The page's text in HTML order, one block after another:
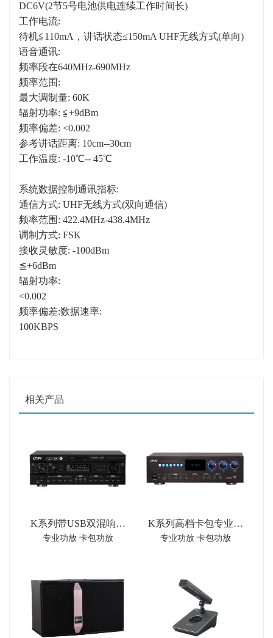
DC6V(2节5号电池供电连续工作时间长)
工作电流:
待机≦110mA，讲话状态≤150mA UHF无线方式(单向)
语音通讯:
频率段在640MHz-690MHz
频率范围:
最大调制量: 60K
辐射功率: ≦+9dBm
频率偏差: <0.002
参考讲话距离: 10cm--30cm
工作温度: -10℃-- 45℃
系统数据控制通讯指标:
通信方式: UHF无线方式(双向通信)
频率范围: 422.4MHz-438.4MHz
调制方式: FSK
接收灵敏度: -100dBm
≦+6dBm
辐射功率:
<0.002
频率偏差:数据速率:
100KBPS
相关产品
K系列带USB双混响卡
包专业音频功率放大器
专业功放 卡包功放
K系列高档卡包专业音
频功率放大器
专业功放 卡包功放